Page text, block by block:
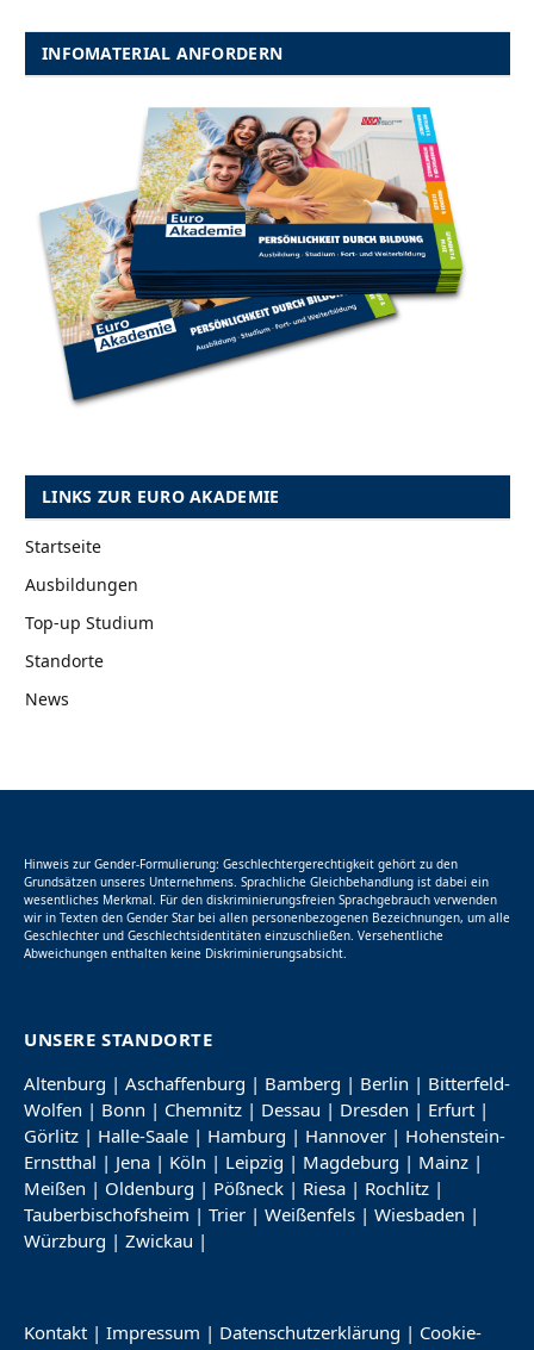
INFOMATERIAL ANFORDERN
LINKS ZUR EURO AKADEMIE
Startseite
Ausbildungen
Top-up Studium
Standorte
News
Hinweis zur Gender-Formulierung: Geschlechtergerechtigkeit gehört zu den
Grundsätzen unseres Unternehmens. Sprachliche Gleichbehandlung ist dabei ein
wesentliches Merkmal. Für den diskriminierungsfreien Sprachgebrauch verwenden
wir in Texten den Gender Star bei allen personenbezogenen Bezeichnungen, um alle
Geschlechter und Geschlechtsidentitäten einzuschließen. Versehentliche
Abweichungen enthalten keine Diskriminierungsabsicht.
UNSERE STANDORTE
Altenburg | Aschaffenburg | Bamberg | Berlin | Bitterfeld-
Wolfen | Bonn | Chemnitz | Dessau | Dresden | Erfurt |
Görlitz | Halle-Saale | Hamburg | Hannover | Hohenstein-
Ernstthal | Jena | Köln | Leipzig | Magdeburg | Mainz |
Meißen | Oldenburg | Pößneck | Riesa | Rochlitz |
Tauberbischofsheim | Trier | Weißenfels | Wiesbaden |
Würzburg | Zwickau |
Kontakt | Impressum | Datenschutzerklärung | Cookie-